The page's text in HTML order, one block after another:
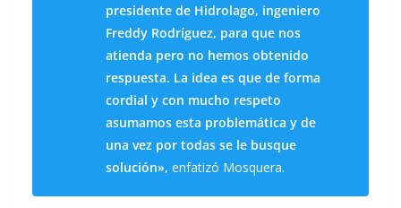
presidente de Hidrolago, ingeniero
Freddy Rodríguez, para que nos
atienda pero no hemos obtenido
respuesta. La idea es que de forma
cordial y con mucho respeto
asumamos esta problemática y de
una vez por todas se le busque
solución», enfatizó Mosquera.